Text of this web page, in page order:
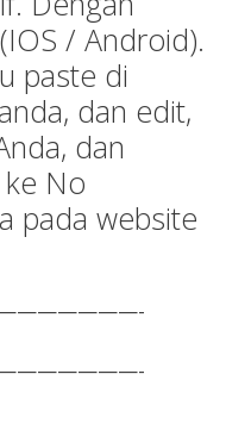
/ Android).
paste di
dan edit,
dan
No
pada website